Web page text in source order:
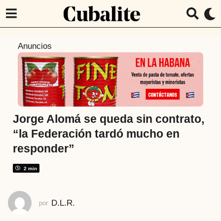
t
r
s
5
ñ
o
s
Anuncios
Jorge Alomá se queda sin contrato,
“la Federación tardó mucho en
responder”
2 min
por D.L.R.